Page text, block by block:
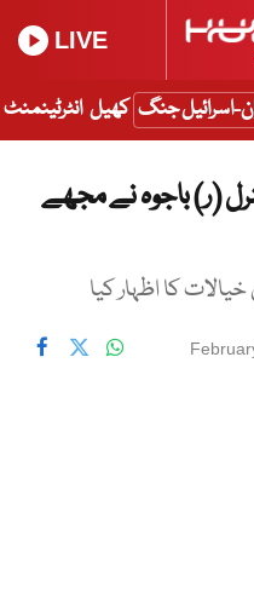
LIVE
اسرائیل جنگ کھیل انٹرٹینمنٹ
(ر) باجوہ نے مجھے
کا اظہار کیا